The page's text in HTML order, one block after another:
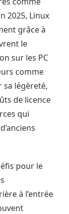
2025, Linux
grâce à
le
sur les PC
comme
sa légèreté,
de licence
qui
pour le
à l’entrée